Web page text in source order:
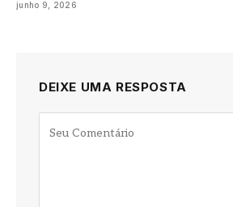
junho 9, 2026
DEIXE UMA RESPOSTA